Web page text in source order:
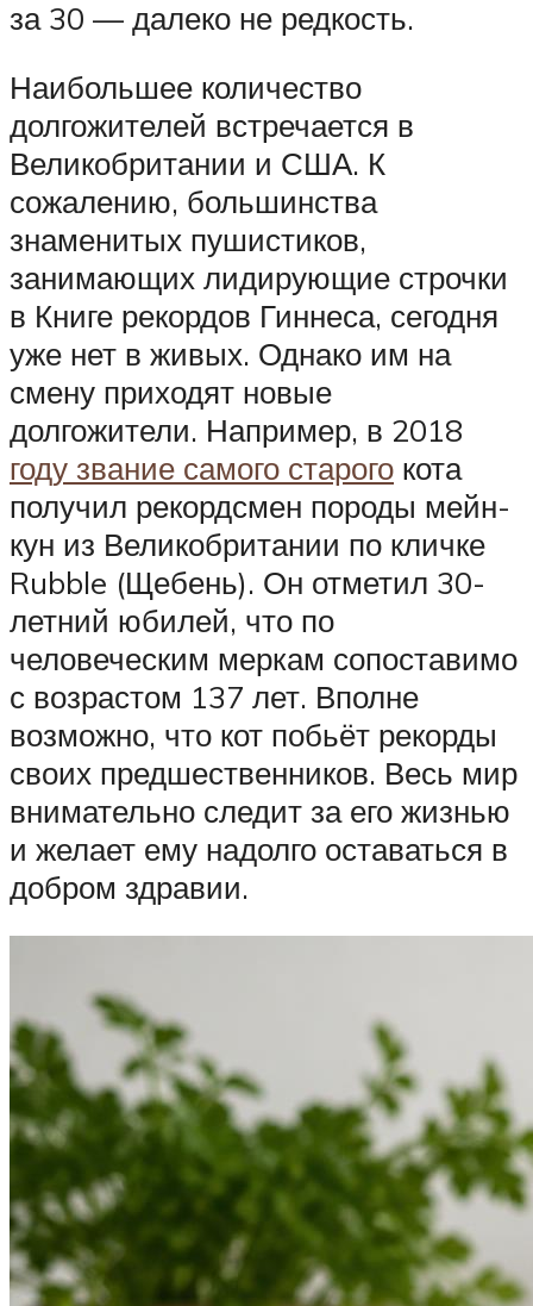
за 30 — далеко не редкость.
Наибольшее количество
долгожителей встречается в
Великобритании и США. К
сожалению, большинства
знаменитых пушистиков,
занимающих лидирующие строчки
в Книге рекордов Гиннеса, сегодня
уже нет в живых. Однако им на
смену приходят новые
долгожители. Например, в 2018
году звание самого старого кота
получил рекордсмен породы мейн-
кун из Великобритании по кличке
Rubble (Щебень). Он отметил 30-
летний юбилей, что по
человеческим меркам сопоставимо
с возрастом 137 лет. Вполне
возможно, что кот побьёт рекорды
своих предшественников. Весь мир
внимательно следит за его жизнью
и желает ему надолго оставаться в
добром здравии.